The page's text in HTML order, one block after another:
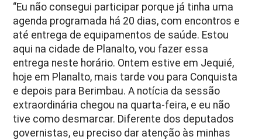
“Eu não consegui participar porque já tinha uma
agenda programada há 20 dias, com encontros e
até entrega de equipamentos de saúde. Estou
aqui na cidade de Planalto, vou fazer essa
entrega neste horário. Ontem estive em Jequié,
hoje em Planalto, mais tarde vou para Conquista
e depois para Berimbau. A notícia da sessão
extraordinária chegou na quarta-feira, e eu não
tive como desmarcar. Diferente dos deputados
governistas, eu preciso dar atenção às minhas